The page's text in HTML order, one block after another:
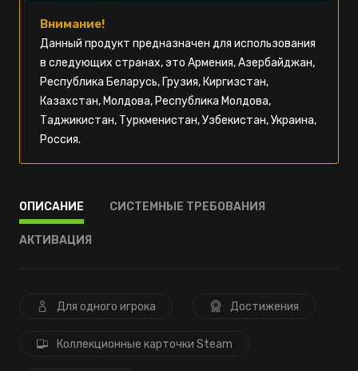
Внимание!
Данный продукт предназначен для использования
в следующих странах, это Армения, Азербайджан,
Республика Беларусь, Грузия, Киргизстан,
Казахстан, Молдова, Республика Молдова,
Таджикистан, Туркменистан, Узбекистан, Украина,
Россия.
ОПИСАНИЕ СИСТЕМНЫЕ ТРЕБОВАНИЯ
АКТИВАЦИЯ
Для одного игрока Достижения
Коллекционные карточки Steam